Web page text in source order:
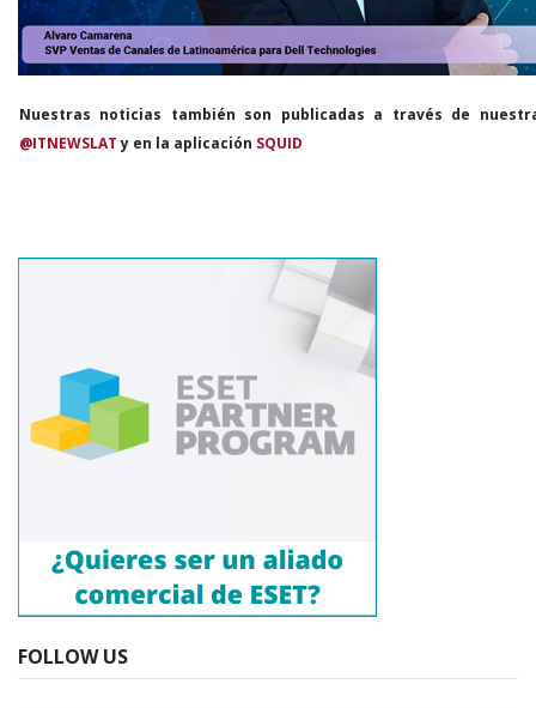
Nuestras noticias también son publicadas a través de
@ITNEWSLATy en la aplicación SQUID
FOLLOW US